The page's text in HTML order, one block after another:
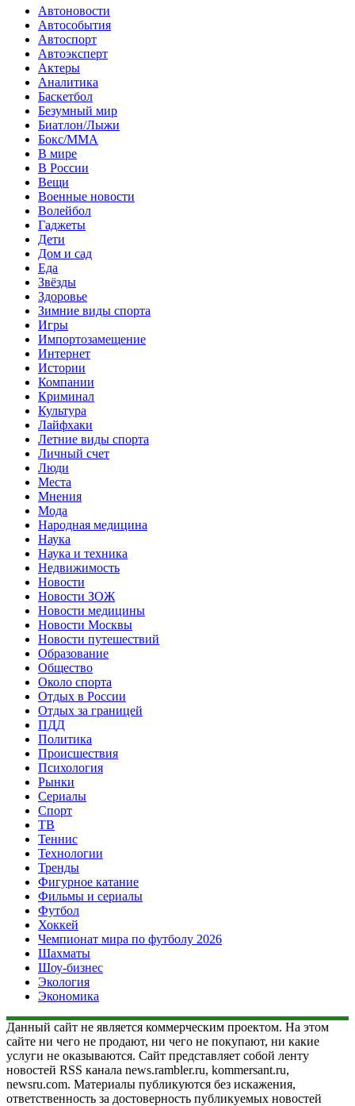
Автоновости
Автособытия
Автоспорт
Автоэксперт
Актеры
Аналитика
Баскетбол
Безумный мир
Биатлон/Лыжи
Бокс/MMA
В мире
В России
Вещи
Военные новости
Волейбол
Гаджеты
Дети
Дом и сад
Еда
Звёзды
Здоровье
Зимние виды спорта
Игры
Импортозамещение
Интернет
Истории
Компании
Криминал
Культура
Лайфхаки
Летние виды спорта
Личный счет
Люди
Места
Мнения
Мода
Народная медицина
Наука
Наука и техника
Недвижимость
Новости
Новости ЗОЖ
Новости медицины
Новости Москвы
Новости путешествий
Образование
Общество
Около спорта
Отдых в России
Отдых за границей
ПДД
Политика
Происшествия
Психология
Рынки
Сериалы
Спорт
ТВ
Теннис
Технологии
Тренды
Фигурное катание
Фильмы и сериалы
Футбол
Хоккей
Чемпионат мира по футболу 2026
Шахматы
Шоу-бизнес
Экология
Экономика
Данный сайт не является коммерческим проектом. На этом
сайте ни чего не продают, ни чего не покупают, ни какие
услуги не оказываются. Сайт представляет собой ленту
новостей RSS канала news.rambler.ru, kommersant.ru,
newsru.com. Материалы публикуются без искажения,
ответственность за достоверность публикуемых новостей